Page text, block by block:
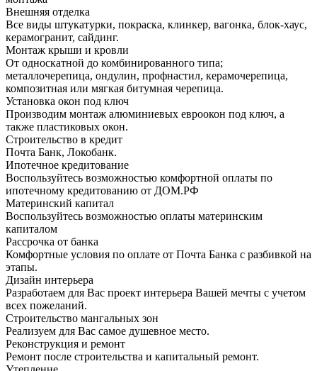
Внешняя отделка
Все виды штукатурки, покраска, клинкер, вагонка, блок-хаус,
керамогранит, сайдинг.
Монтаж крыши и кровли
От односкатной до комбинированного типа;
металлочерепица, ондулин, профнастил, керамочерепица,
композитная или мягкая битумная черепица.
Установка окон под ключ
Производим монтаж алюминиевых евроокон под ключ, а
также пластиковых окон.
Строительство в кредит
Почта Банк, Локобанк.
Ипотечное кредитование
Воспользуйтесь возможностью комфортной оплаты по
ипотечному кредитованию от ДОМ.РФ
Материнский капитал
Воспользуйтесь возможностью оплаты материнским
капиталом
Рассрочка от банка
Комфортные условия по оплате от Почта Банка с разбивкой на
этапы.
Дизайн интерьера
Разработаем для Вас проект интерьера Вашей мечты с учетом
всех пожеланий.
Строительство мангальных зон
Реализуем для Вас самое душевное место.
Реконструкция и ремонт
Ремонт после строительства и капитальный ремонт.